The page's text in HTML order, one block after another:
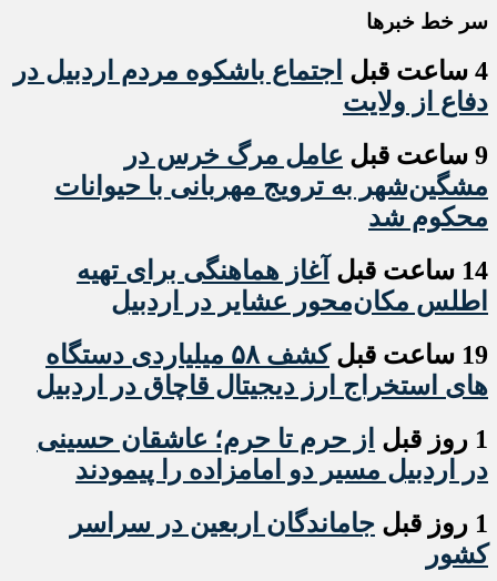
سر خط خبرها
4 ساعت قبل
اجتماع باشکوه مردم اردبیل در
دفاع از ولایت
9 ساعت قبل
عامل مرگ خرس در
مشگین‌شهر به ترویج مهربانی با حیوانات
محکوم شد
14 ساعت قبل
آغاز هماهنگی برای تهیه
اطلس مکان‌محور عشایر در اردبیل
19 ساعت قبل
کشف ۵۸ میلیاردی دستگاه
های استخراج ارز دیجیتال قاچاق در اردبیل
1 روز قبل
از حرم تا حرم؛ عاشقان حسینی
در اردبیل مسیر دو امامزاده را پیمودند
1 روز قبل
جاماندگان اربعین در سراسر
کشور